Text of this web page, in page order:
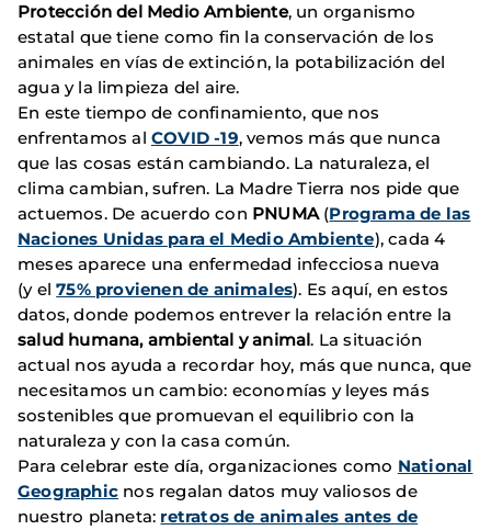
Protección del Medio Ambiente, un organismo
estatal que tiene como fin la conservación de los
animales en vías de extinción, la potabilización del
agua y la limpieza del aire.
En este tiempo de confinamiento, que nos
enfrentamos al COVID -19, vemos más que nunca
que las cosas están cambiando. La naturaleza, el
clima cambian, sufren. La Madre Tierra nos pide que
actuemos. De acuerdo con PNUMA(Programa de las
Naciones Unidas para el Medio Ambiente), cada 4
meses aparece una enfermedad infecciosa nueva
(y el75% provienen de animales). Es aquí, en estos
datos, donde podemos entrever la relación entre la
salud humana, ambiental y animal. La situación
actual nos ayuda a recordar hoy, más que nunca, que
necesitamos un cambio: economías y leyes más
sostenibles que promuevan el equilibrio con la
naturaleza y con la casa común.
Para celebrar este día, organizaciones como National
Geographic nos regalan datos muy valiosos de
nuestro planeta: retratos de animales antes de